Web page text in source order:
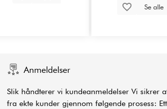
Se alle
Anmeldelser
Slik håndterer vi kundeanmeldelser Vi sikrer
fra ekte kunder gjennom følgende prosess: